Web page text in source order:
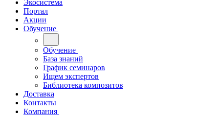
Экосистема
Портал
Акции
Обучение
Обучение
База знаний
График семинаров
Ищем экспертов
Библиотека композитов
Доставка
Контакты
Компания